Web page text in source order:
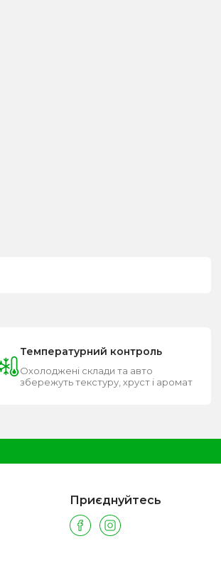
Температурний контроль
Охолоджені склади та авто
збережуть текстуру, хруст і аромат
Приєднуйтесь